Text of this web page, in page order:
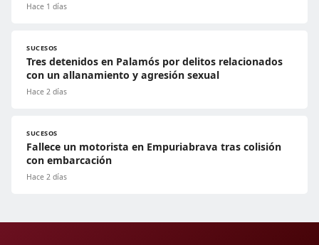
Hace 1 días
SUCESOS
Tres detenidos en Palamós por delitos relacionados
con un allanamiento y agresión sexual
Hace 2 días
SUCESOS
Fallece un motorista en Empuriabrava tras colisión
con embarcación
Hace 2 días